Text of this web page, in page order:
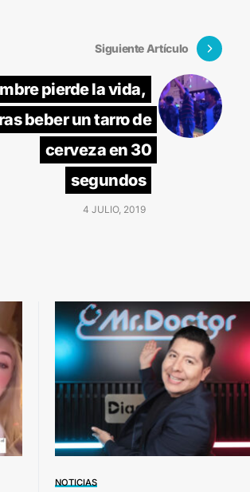
Siguiente Artículo
pierde la vida,
beber un tarro de
cerveza en 30
segundos
4 JULIO, 2019
NOTICIAS